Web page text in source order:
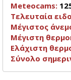
Meteocams:
Τελευταία
Μέγιστος
Μέγιστη
Ελάχιστη
Σύνολο